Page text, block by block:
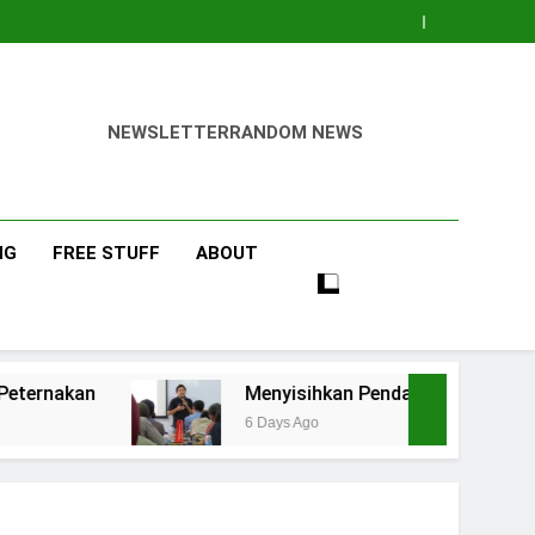
NEWSLETTERRANDOM NEWS
FREE STUFF ABOUT
Menyisihkan Pendapatan Pas-Pasan untuk
6 Days Ago